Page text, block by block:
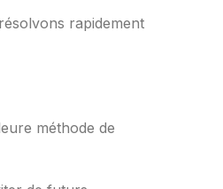
rapidement
méthode de